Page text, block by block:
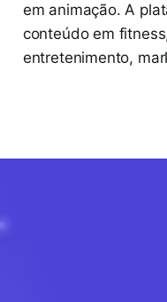
em animação. A
conteúdo em
entretenimento,